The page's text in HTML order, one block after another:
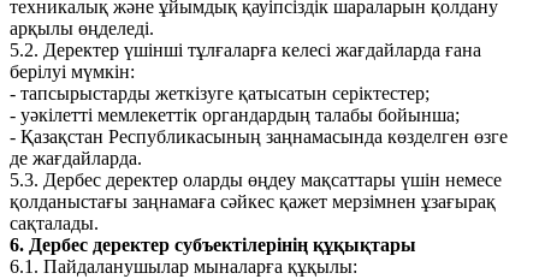
техникалық және ұйымдық қауіпсіздік шараларын қолдану
арқылы өңделеді.
5.2. Деректер үшінші тұлғаларға келесі жағдайларда ғана
берілуі мүмкін:
- тапсырыстарды жеткізуге қатысатын серіктестер;
- уәкілетті мемлекеттік органдардың талабы бойынша;
- Қазақстан Республикасының заңнамасында көзделген өзге
де жағдайларда.
5.3. Дербес деректер оларды өңдеу мақсаттары үшін немесе
қолданыстағы заңнамаға сәйкес қажет мерзімнен ұзағырақ
сақталады.
6. Дербес деректер субъектілерінің құқықтары
6.1. Пайдаланушылар мыналарға құқылы: